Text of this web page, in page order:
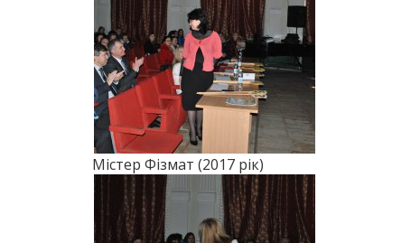
Містер Фізмат (2017 рік)